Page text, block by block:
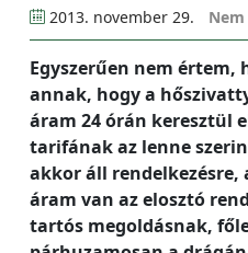
2013. november 29.
Egyszerűen nem
annak, hogy a
áram 24 órán keresztül
tarifának az lenne
akkor áll rendelkezésre,
áram van az elosztó
tartós megoldásnak,